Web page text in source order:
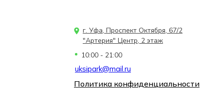
г. Уфа, Проспект Октября, 67/2
"Артерия" Центр, 2 этаж
Политика конфиденциальности
10:00 - 21:00
uksipark@mail.ru